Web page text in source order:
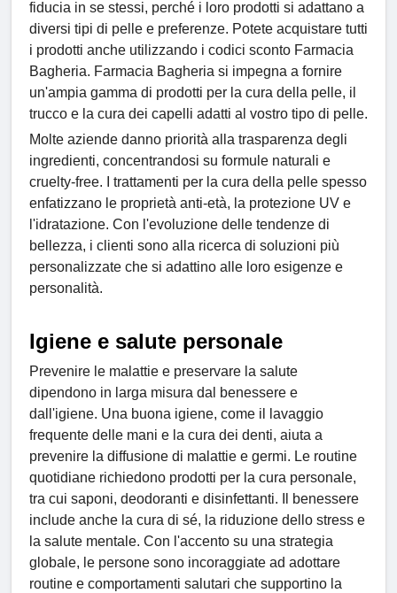
fiducia in se stessi, perché i loro prodotti si adattano a
diversi tipi di pelle e preferenze. Potete acquistare tutti
i prodotti anche utilizzando i codici sconto Farmacia
Bagheria. Farmacia Bagheria si impegna a fornire
un'ampia gamma di prodotti per la cura della pelle, il
trucco e la cura dei capelli adatti al vostro tipo di pelle.
Molte aziende danno priorità alla trasparenza degli
ingredienti, concentrandosi su formule naturali e
cruelty-free. I trattamenti per la cura della pelle spesso
enfatizzano le proprietà anti-età, la protezione UV e
l'idratazione. Con l'evoluzione delle tendenze di
bellezza, i clienti sono alla ricerca di soluzioni più
personalizzate che si adattino alle loro esigenze e
personalità.
Igiene e salute personale
Prevenire le malattie e preservare la salute
dipendono in larga misura dal benessere e
dall'igiene. Una buona igiene, come il lavaggio
frequente delle mani e la cura dei denti, aiuta a
prevenire la diffusione di malattie e germi. Le routine
quotidiane richiedono prodotti per la cura personale,
tra cui saponi, deodoranti e disinfettanti. Il benessere
include anche la cura di sé, la riduzione dello stress e
la salute mentale. Con l'accento su una strategia
globale, le persone sono incoraggiate ad adottare
routine e comportamenti salutari che supportino la